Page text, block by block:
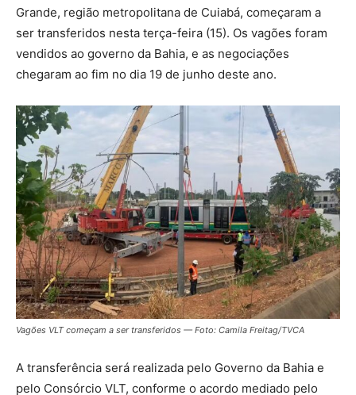
Grande, região metropolitana de Cuiabá, começaram a
ser transferidos nesta terça-feira (15). Os vagões foram
vendidos ao governo da Bahia, e as negociações
chegaram ao fim no dia 19 de junho deste ano.
Vagões VLT começam a ser transferidos — Foto: Camila Freitag/TVCA
A transferência será realizada pelo Governo da Bahia e
pelo Consórcio VLT, conforme o acordo mediado pelo